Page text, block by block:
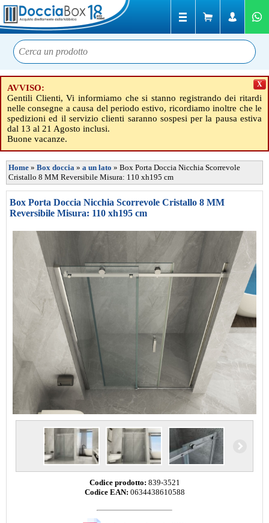
AVVISO:
Gentili Clienti, Vi informiamo che si stanno registrando dei ritardi
nelle consegne a causa del periodo estivo, ricordiamo inoltre che le
spedizioni ed il servizio clienti saranno sospesi per la pausa estiva
dal 13 al 21 Agosto inclusi.
Buone vacanze.
X
Home » Box doccia » a un lato » Box Porta Doccia Nicchia Scorrevole
Cristallo 8 MM Reversibile Misura: 110 xh195 cm
Box Porta Doccia Nicchia Scorrevole Cristallo 8 MM
Reversibile Misura: 110 xh195 cm
Codice prodotto: 839-3521
Codice EAN: 0634438610588